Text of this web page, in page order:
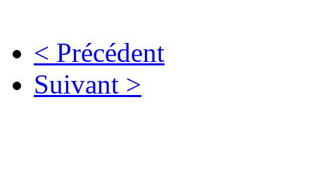
< Précédent
Suivant >